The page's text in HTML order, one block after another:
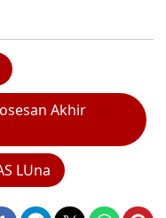
Akhir
LUna